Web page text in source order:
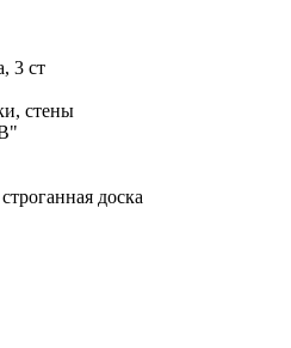
3 ст
стены
доска